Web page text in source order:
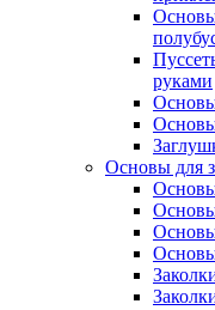
руками
Основы
Основы для
Основы